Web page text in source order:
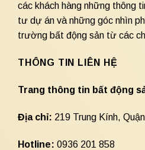
các khách hàng những thông
tư dự án và những góc nhìn
trường bất động sản từ các
THÔNG TIN LIÊN HỆ
Trang thông tin bất động
Địa chỉ: 219 Trung Kính,
Hotline: 0936 201 858